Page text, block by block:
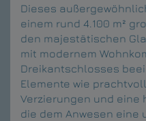
Dieses
einem rund 4.100 m²
den majestätischen
mit modernem
Dreikantschlosses
Elemente wie
Verzierungen und eine
die dem Anwesen eine